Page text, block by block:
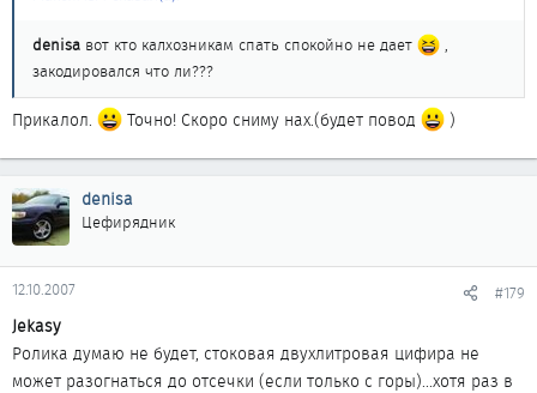
denisa вот кто калхозникам спать спокойно не дает
,
закодировался что ли???
Прикалол. Точно! Скоро сниму нах.(будет повод )
denisa
Цефирядник
12.10.2007 #179
Jekasу
Ролика думаю не будет, стоковая двухлитровая цифира не
может разогнаться до отсечки (если только с горы)...хотя раз в